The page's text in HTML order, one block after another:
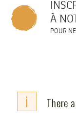
À
POUR
i There